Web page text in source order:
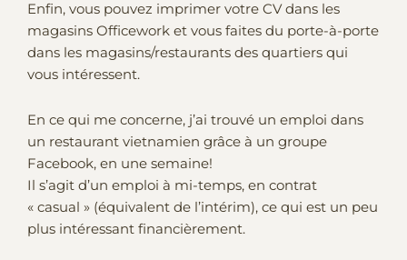
Enfin, vous pouvez imprimer votre CV dans les
magasins Officework et vous faites du porte-à-porte
dans les magasins/restaurants des quartiers qui
vous intéressent.
En ce qui me concerne, j’ai trouvé un emploi dans
un restaurant vietnamien grâce à un groupe
Facebook, en une semaine!
Il s’agit d’un emploi à mi-temps, en contrat
« casual » (équivalent de l’intérim), ce qui est un peu
plus intéressant financièrement.